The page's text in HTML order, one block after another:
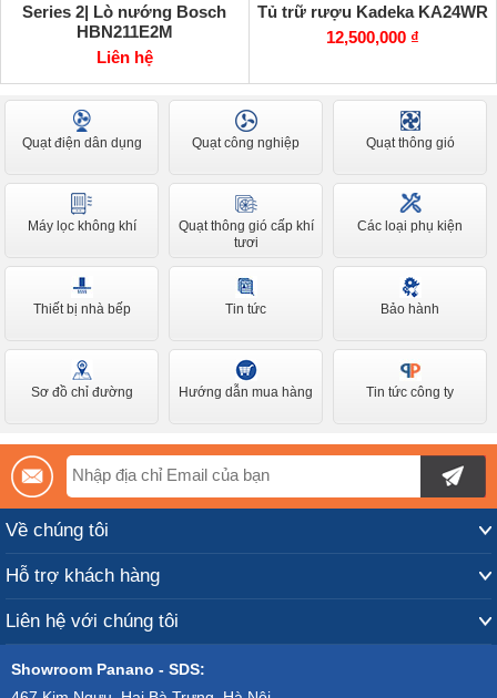
Series 2| Lò nướng Bosch
HBN211E2M
Liên hệ
Tủ trữ rượu Kadeka KA24WR
12,500,000 ₫
Quạt điện dân dụng Quạt công nghiệp Quạt thông gió
Máy lọc không khí
Quạt thông gió cấp khí
tươi
Các loại phụ kiện
Thiết bị nhà bếp Tin tức Bảo hành
Sơ đồ chỉ đường Hướng dẫn mua hàng Tin tức công ty
Về chúng tôi
Hỗ trợ khách hàng
Liên hệ với chúng tôi
Showroom Panano - SDS: